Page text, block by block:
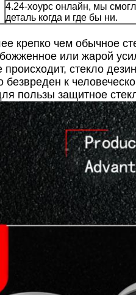
4.24-хоурс онлайн, мы
деталь когда и где бы ни.
крепко чем обычное
или жарой
стекло
безвреден к
пользы защитное